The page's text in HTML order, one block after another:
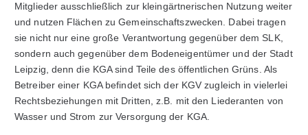
Mitglieder ausschließlich zur kleingärtnerischen Nutzung weiter
und nutzen Flächen zu Gemeinschaftszwecken. Dabei tragen
sie nicht nur eine große Verantwortung gegenüber dem SLK,
sondern auch gegenüber dem Bodeneigentümer und der Stadt
Leipzig, denn die KGA sind Teile des öffentlichen Grüns. Als
Betreiber einer KGA befindet sich der KGV zugleich in vielerlei
Rechtsbeziehungen mit Dritten, z.B. mit den Liederanten von
Wasser und Strom zur Versorgung der KGA.